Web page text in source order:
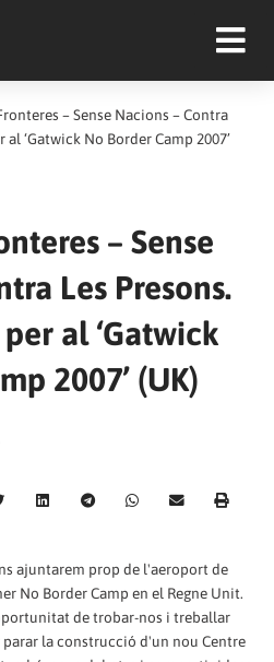
– Sense Nacions – Contra
‘Gatwick No Border Camp 2007’
– Sense
Les Presons.
al ‘Gatwick
2007’ (UK)
ajuntarem prop de l'aeroport de
No Border Camp en el Regne Unit.
de trobar-nos i treballar
la construcció d'un nou Centre